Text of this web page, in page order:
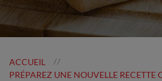
ACCUEIL //
PRÉPAREZ UNE NOUVELLE RECETTE